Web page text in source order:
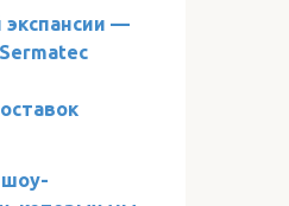
экспансии —